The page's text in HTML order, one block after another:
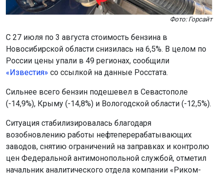
Фото: Горсайт
С 27 июля по 3 августа стоимость бензина в
Новосибирской области снизилась на 6,5%. В целом по
России цены упали в 49 регионах, сообщили
«Известия» со ссылкой на данные Росстата.
Сильнее всего бензин подешевел в Севастополе
(-14,9%), Крыму (-14,8%) и Вологодской области (-12,5%).
Ситуация стабилизировалась благодаря
возобновлению работы нефтеперерабатывающих
заводов, снятию ограничений на заправках и контролю
цен Федеральной антимонопольной службой, отметил
начальник аналитического отдела компании «Риком-